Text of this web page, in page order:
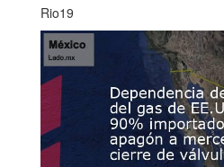
Rio19